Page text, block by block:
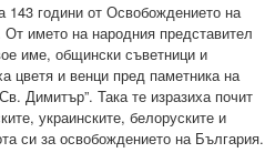
години от Освобождението на
името на народния представител
име, общински съветници и
цветя и венци пред паметника на
Димитър”. Така те изразиха почит
украинските, белоруските и
си за освобождението на България.